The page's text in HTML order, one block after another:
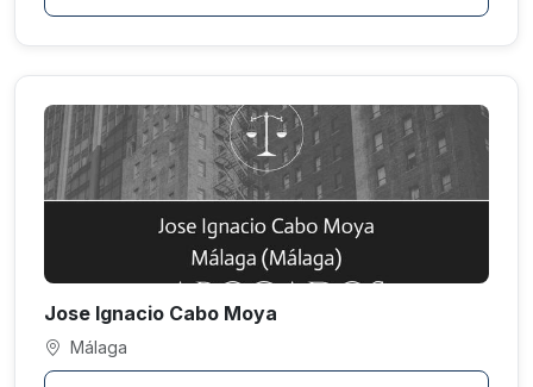
Jose Ignacio Cabo Moya
Málaga